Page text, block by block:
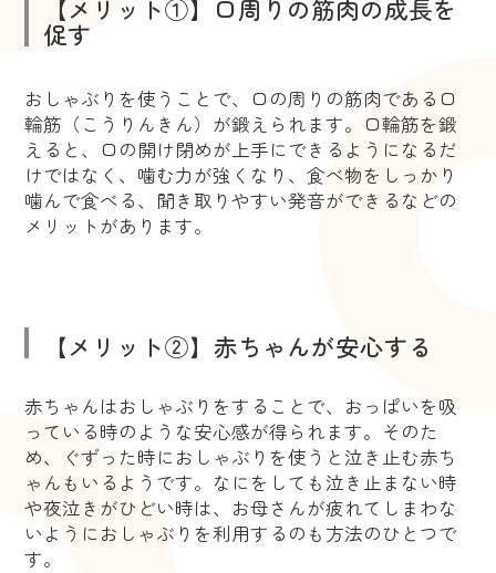
【メリット①】口周りの筋肉の成長を
促す
おしゃぶりを使うことで、口の周りの筋肉である口
輪筋（こうりんきん）が鍛えられます。口輪筋を鍛
えると、口の開け閉めが上手にできるようになるだ
けではなく、噛む力が強くなり、食べ物をしっかり
噛んで食べる、聞き取りやすい発音ができるなどの
メリットがあります。
【メリット②】赤ちゃんが安心する
赤ちゃんはおしゃぶりをすることで、おっぱいを吸
っている時のような安心感が得られます。そのた
め、ぐずった時におしゃぶりを使うと泣き止む赤ち
ゃんもいるようです。なにをしても泣き止まない時
や夜泣きがひどい時は、お母さんが疲れてしまわな
いようにおしゃぶりを利用するのも方法のひとつで
す。